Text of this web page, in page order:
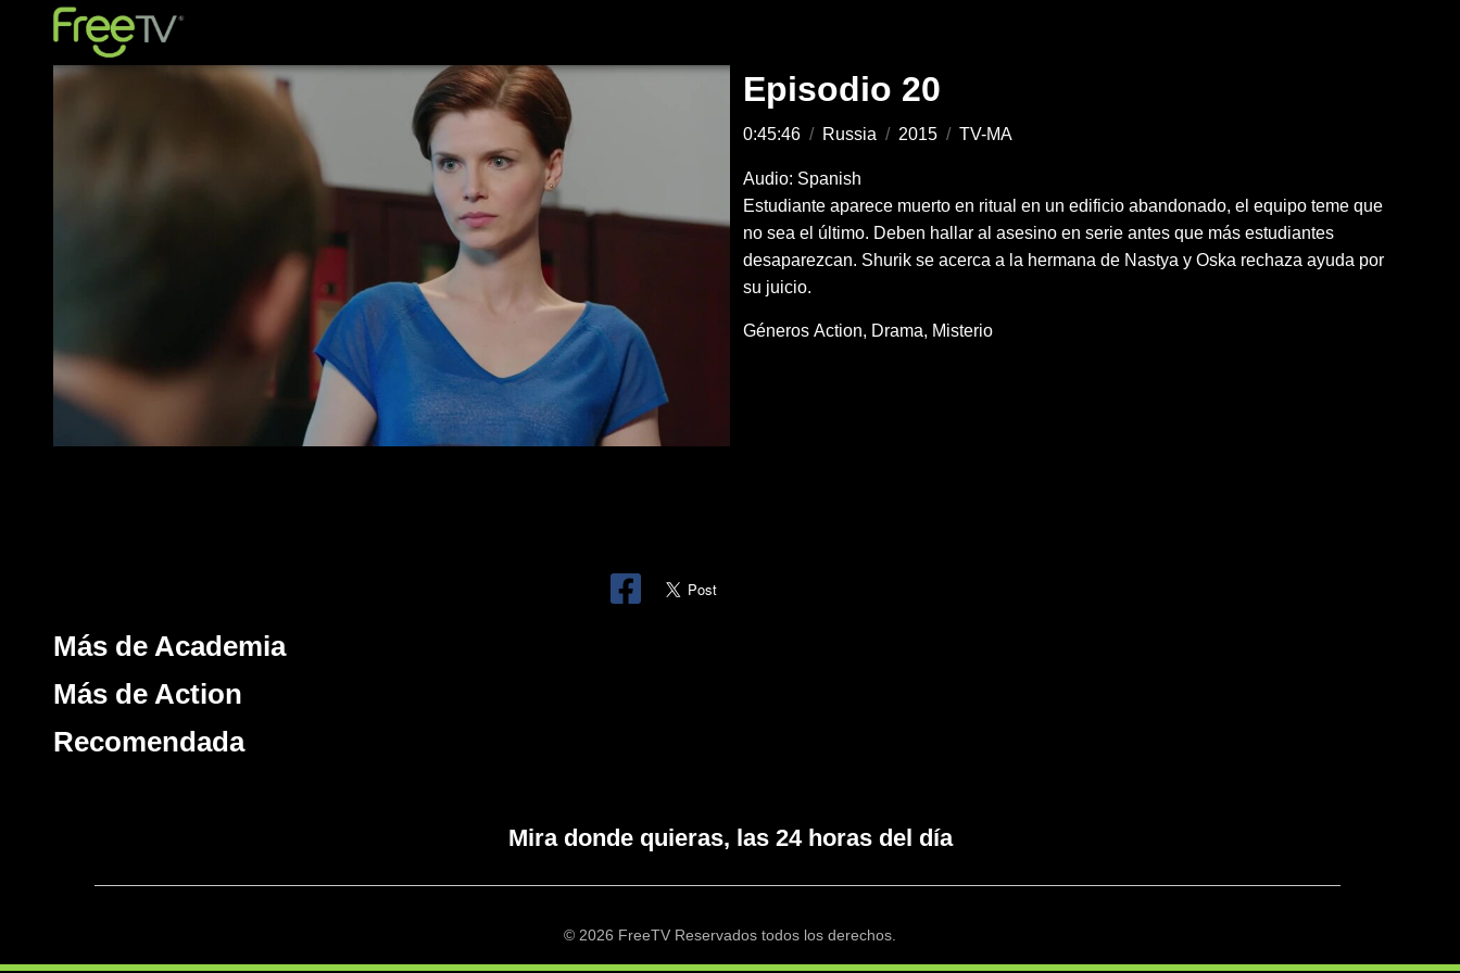
Episodio 20
0:45:46 / Russia / 2015 / TV-MA
Audio: Spanish
Estudiante aparece muerto en ritual en un edificio abandonado, el equipo teme que
no sea el último. Deben hallar al asesino en serie antes que más estudiantes
desaparezcan. Shurik se acerca a la hermana de Nastya y Oska rechaza ayuda por
su juicio.
Géneros Action Drama Misterio
Más de Academia
Más de Action
Recomendada
Mira donde quieras, las 24 horas del día
© 2026 FreeTV Reservados todos los derechos.